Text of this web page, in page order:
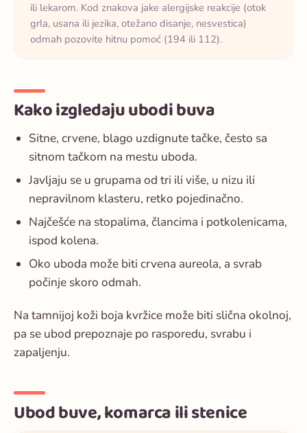
ili lekarom. Kod znakova jake alergijske reakcije (otok
grla, usana ili jezika, otežano disanje, nesvestica)
odmah pozovite hitnu pomoć (194 ili 112).
Kako izgledaju ubodi buva
Sitne, crvene, blago uzdignute tačke, često sa
sitnom tačkom na mestu uboda.
Javljaju se u grupama od tri ili više, u nizu ili
nepravilnom klasteru, retko pojedinačno.
Najčešće na stopalima, člancima i potkolenicama,
ispod kolena.
Oko uboda može biti crvena aureola, a svrab
počinje skoro odmah.
Na tamnijoj koži boja kvržice može biti slična okolnoj,
pa se ubod prepoznaje po rasporedu, svrabu i
zapaljenju.
Ubod buve, komarca ili stenice